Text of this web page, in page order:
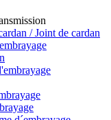
/ Joint de cardan